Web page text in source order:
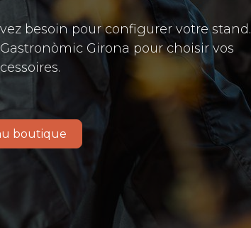
besoin pour configurer votre stand.
Girona pour choisir vos
boutique